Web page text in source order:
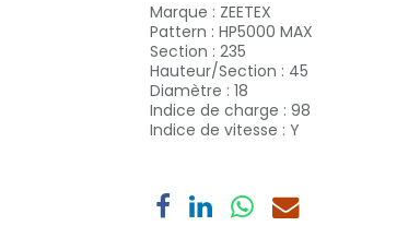
Marque : ZEETEX
Pattern : HP5000 MAX
Section : 235
Hauteur/Section : 45
Diamètre : 18
Indice de charge : 98
Indice de vitesse : Y